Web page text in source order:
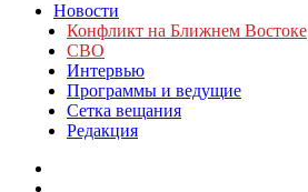
Новости
Конфликт на Ближнем Востоке
СВО
Интервью
Программы и ведущие
Сетка вещания
Редакция